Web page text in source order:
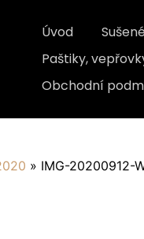
Úvod
Paštiky,
Obchodní
» IMG-20200912-